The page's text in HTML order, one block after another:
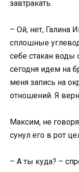
завтракать.
– Ой, нет, Галина
сплошные
себе стакан
сегодня идем на
меня запись на
отношений. Я
Максим, не
сунул его в рот
– А ты куда? –